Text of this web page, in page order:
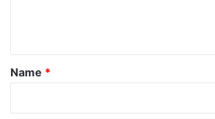
*
Name *